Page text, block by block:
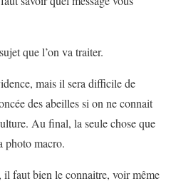
que l’on va traiter.
mais il sera difficile de
des abeilles si on ne connait
Au final, la seule chose que
photo macro.
il faut bien le connaitre, voir même